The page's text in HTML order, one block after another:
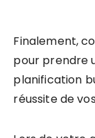
Finalement,
pour prendre
planification
réussite de